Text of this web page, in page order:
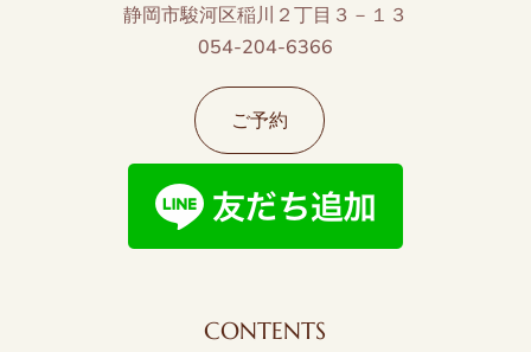
静岡市駿河区稲川２丁目３－１３
054-204-6366
ご予約
CONTENTS